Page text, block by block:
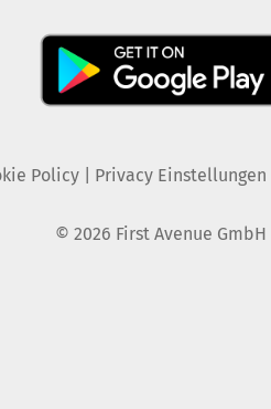
Policy| Privacy Einstellungen
© 2026 First Avenue GmbH